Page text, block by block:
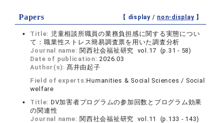
Papers 【 display / non-display】
Title: 児童相談所職員の業務負担感に関する実態につい
て：職業性ストレス簡易調査票を用いた調査分析
Journal name: 関西社会福祉研究 vol.17 (p.31 - 58)
Date of publication:2026.03
Author(s): 髙井由起子
Field of experts:Humanities & Social Sciences / Social
welfare
Title: DV加害者プログラムの参加回数とプログラム効果
の関連性
Journal name: 関西社会福祉研究 vol.11 (p.133 - 143)